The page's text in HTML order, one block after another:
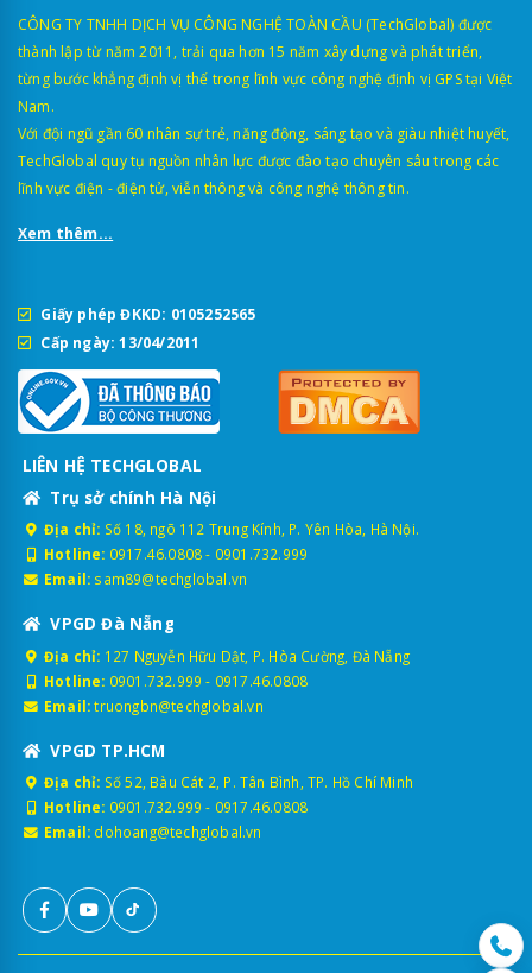
CÔNG TY TNHH DỊCH VỤ CÔNG NGHỆ TOÀN CẦU (TechGlobal) được
thành lập từ năm 2011, trải qua hơn 15 năm xây dựng và phát triển,
từng bước khẳng định vị thế trong lĩnh vực công nghệ định vị GPS tại Việt
Nam.
Với đội ngũ gần 60 nhân sự trẻ, năng động, sáng tạo và giàu nhiệt huyết,
TechGlobal quy tụ nguồn nhân lực được đào tạo chuyên sâu trong các
lĩnh vực điện - điện tử, viễn thông và công nghệ thông tin.
Xem thêm...
Giấy phép ĐKKD: 0105252565
Cấp ngày: 13/04/2011
LIÊN HỆ TECHGLOBAL
Trụ sở chính Hà Nội
Địa chỉ: Số 18, ngõ 112 Trung Kính, P. Yên Hòa, Hà Nội.
Hotline: 0917.46.0808- 0901.732.999
Email: sam89@techglobal.vn
VPGD Đà Nẵng
Địa chỉ: 127 Nguyễn Hữu Dật, P. Hòa Cường, Đà Nẵng
Hotline: 0901.732.999 - 0917.46.0808
Email: truongbn@techglobal.vn
VPGD TP.HCM
Địa chỉ: Số 52, Bàu Cát 2, P. Tân Bình, TP. Hồ Chí Minh
Hotline: 0901.732.999 - 0917.46.0808
Email: dohoang@techglobal.vn